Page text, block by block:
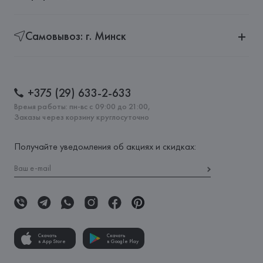
Самовывоз: г. Минск
+375 (29) 633-2-633
Время работы: пн-вс с 09:00 до 21:00,
Заказы через корзину круглосуточно
Получайте уведомления об акциях и скидках:
Скачать
в App Store
Скачать
в Google Play